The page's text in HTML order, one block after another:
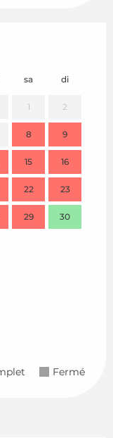
sa di
1 2
8 9
15 16
22 23
29 30
Fermé